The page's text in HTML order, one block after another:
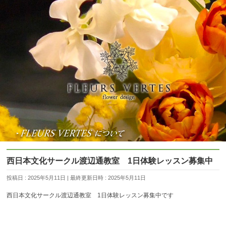
西日本文化サークル渡辺通教室 1日体験レッスン募集中
投稿日 : 2025年5月11日 最終更新日時 : 2025年5月11日
西日本文化サークル渡辺通教室 1日体験レッスン募集中です